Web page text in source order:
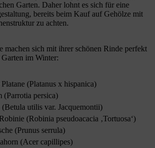
Garten. Daher lohnt es sich für eine
bereits beim Kauf auf Gehölze mit
zu achten.
machen sich mit ihrer schönen Rinde perfekt
im Winter:
(Platanus x hispanica)
(Parrotia persica)
utilis var. Jacquemontii)
(Robinia pseudoacacia ‚Tortuosa‘)
(Prunus serrula)
(Acer capillipes)